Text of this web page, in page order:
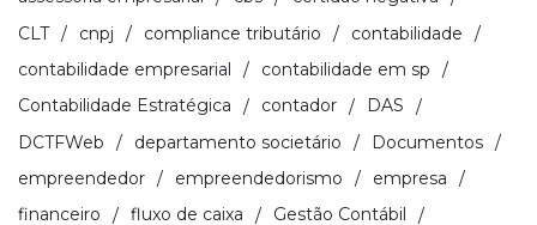
CLT
cnpj compliance tributário
contabilidade
contabilidade empresarial
contabilidade em sp
Contabilidade Estratégica
contador
DAS
DCTFWeb
departamento societário
Documentos
empreendedor
empreendedorismo
empresa
financeiro
fluxo de caixa
Gestão Contábil